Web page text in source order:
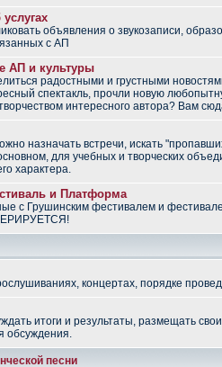
объявления о звукозаписи,
с АП
АП и культуры
радостными и грустными
спектакль, прочли новую
интересного автора? Вам
назначать встречи, искать
для учебных и творческих
характера.
и Платформа
с Грушинским фестивалем и
концертах, порядке
итоги и результаты, размещать
обсуждения.
песни